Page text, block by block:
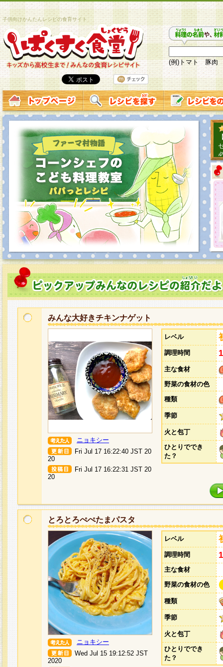
子供向けかんたんレシピの食育サイト
(例)トマト 豚肉
みんな大好きチキンナゲット
ニョキシー
Fri Jul 17 16:22:40 JST 20
20
Fri Jul 17 16:22:31 JST 20
20
レベル
調理時間
主な食材
野菜の食材の色
種類
季節
火と包丁
ひとりででき
た？
とろとろぺぺたまパスタ
ニョキシー
Wed Jul 15 19:12:52 JST
2020
レベル
調理時間
主な食材
野菜の食材の色
種類
季節
火と包丁
ひとりででき
た？